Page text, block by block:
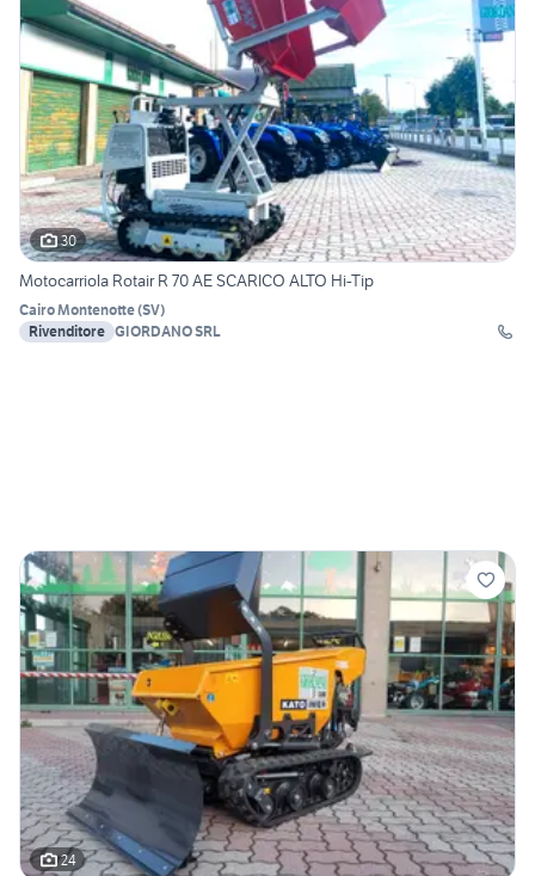
30
Motocarriola Rotair R 70 AE SCARICO ALTO Hi-Tip
Cairo Montenotte(SV)
Rivenditore GIORDANO SRL
24